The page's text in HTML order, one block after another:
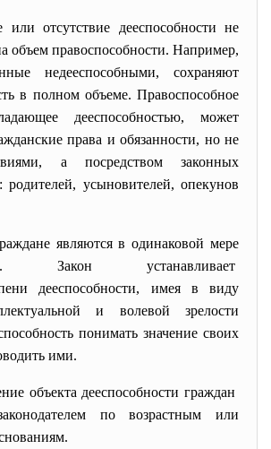
или отсутствие дееспособности не
объем правоспособности. Например,
недееспособными, сохраняют
в полном объеме. Правоспособное
дееспособностью, может
права и обязанности, но не
а посредством законных
родителей, усыновителей, опекунов
являются в одинаковой мере
Закон устанавливает
дееспособности, имея в виду
и волевой зрелости
понимать значение своих
ими.
объекта дееспособности граждан
по возрастным или